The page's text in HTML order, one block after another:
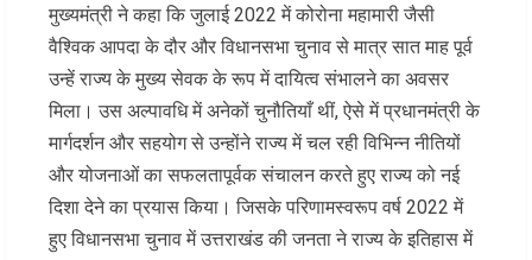
मुख्यमंत्री ने कहा कि जुलाई 2022 में कोरोना महामारी जैसी
वैश्विक आपदा के दौर और विधानसभा चुनाव से मात्र सात माह पूर्व
उन्हें राज्य के मुख्य सेवक के रूप में दायित्व संभालने का अवसर
मिला। उस अल्पावधि में अनेकों चुनौतियाँ थीं, ऐसे में प्रधानमंत्री के
मार्गदर्शन और सहयोग से उन्होंने राज्य में चल रही विभिन्न नीतियों
और योजनाओं का सफलतापूर्वक संचालन करते हुए राज्य को नई
दिशा देने का प्रयास किया। जिसके परिणामस्वरूप वर्ष 2022 में
हुए विधानसभा चुनाव में उत्तराखंड की जनता ने राज्य के इतिहास में